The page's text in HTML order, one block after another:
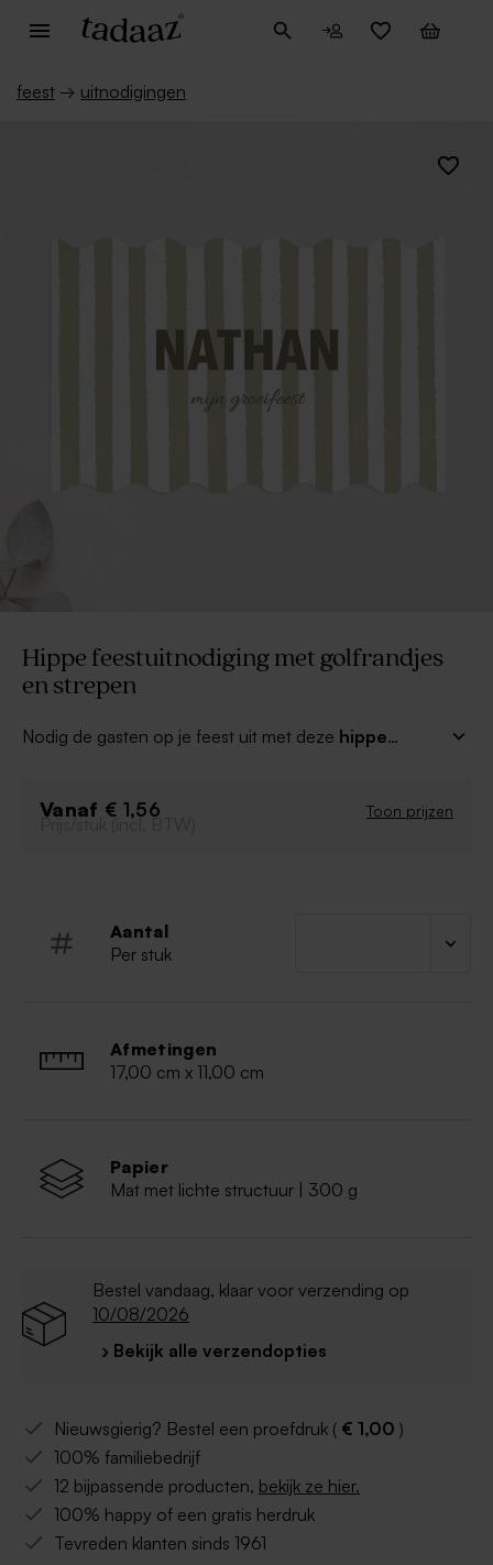
feest → uitnodigingen
Hippe feestuitnodiging met golfrandjes
en strepen
Nodig de gasten op je feest uit met deze hippe
maak het kaartje helemaal eigen. Combineer met
Vanaf € 1,56 Toon prijzen
Prijs/stuk (incl. BTW)
Aantal
Per stuk
Afmetingen
17,00 cm x 11,00 cm
Papier
Mat met lichte structuur | 300 g
Bestel vandaag, klaar voor verzending op
10/08/2026
› Bekijk alle verzendopties
Nieuwsgierig? Bestel een proefdruk ( € 1,00 )
100% familiebedrijf
12 bijpassende producten, bekijk ze hier.
100% happy of een gratis herdruk
Tevreden klanten sinds 1961